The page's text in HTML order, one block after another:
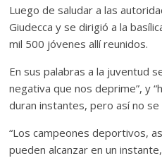
Luego de saludar a las
Giudecca y se dirigió a la
mil 500 jóvenes allí reunidos.
En sus palabras a la juventud
negativa que nos deprime”, y
duran instantes, pero así no se
“Los campeones deportivos,
pueden alcanzar en un